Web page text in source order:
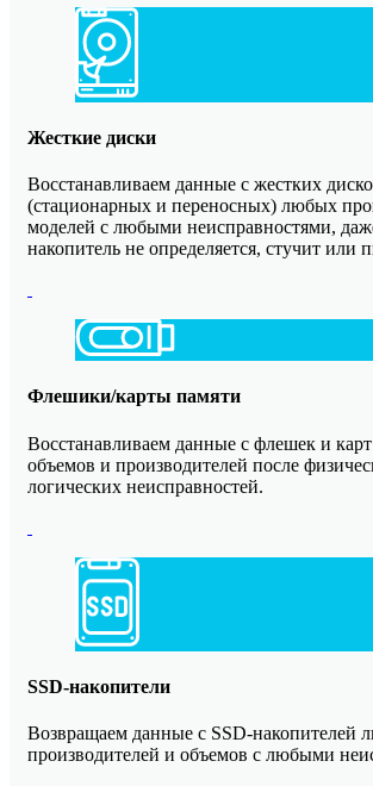
Жесткие диски
Восстанавливаем данные с жестких
(стационарных и переносных) любых
моделей с любыми неисправностями,
накопитель не определяется, стучит или
Флешики/карты памяти
Восстанавливаем данные с флешек и
объемов и производителей после
логических неисправностей.
SSD-накопители
Возвращаем данные с SSD-накопителей
производителей и объемов с любыми